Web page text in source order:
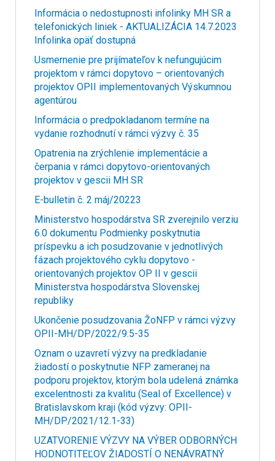
Informácia o nedostupnosti infolinky MH SR a
telefonických liniek - AKTUALIZÁCIA 14.7.2023
Infolinka opäť dostupná
Usmernenie pre prijímateľov k nefungujúcim
projektom v rámci dopytovo – orientovaných
projektov OPII implementovaných Výskumnou
agentúrou
Informácia o predpokladanom termíne na
vydanie rozhodnutí v rámci výzvy č. 35
Opatrenia na zrýchlenie implementácie a
čerpania v rámci dopytovo-orientovaných
projektov v gescii MH SR
E-bulletin č. 2 máj/20223
Ministerstvo hospodárstva SR zverejnilo verziu
6.0 dokumentu Podmienky poskytnutia
príspevku a ich posudzovanie v jednotlivých
fázach projektového cyklu dopytovo -
orientovaných projektov OP II v gescii
Ministerstva hospodárstva Slovenskej
republiky
Ukončenie posudzovania ŽoNFP v rámci výzvy
OPII-MH/DP/2022/9.5-35
Oznam o uzavretí výzvy na predkladanie
žiadostí o poskytnutie NFP zameranej na
podporu projektov, ktorým bola udelená známka
excelentnosti za kvalitu (Seal of Excellence) v
Bratislavskom kraji (kód výzvy: OPII-
MH/DP/2021/12.1-33)
UZATVORENIE VÝZVY NA VÝBER ODBORNÝCH
HODNOTITEĽOV ŽIADOSTÍ O NENÁVRATNÝ